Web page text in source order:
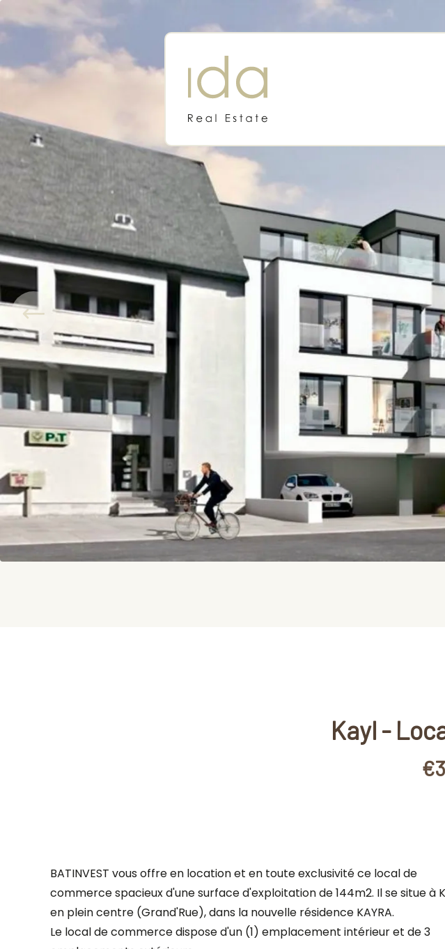
IDA REAL ESTATE
Kayl -
BATINVEST vous offre en location et en toute exclusivité ce local de
commerce spacieux d'une surface d'exploitation de 144m2. Il se situe à
en plein centre (Grand'Rue), dans la nouvelle résidence KAYRA.
Le local de commerce dispose d'un (1) emplacement intérieur et de 3